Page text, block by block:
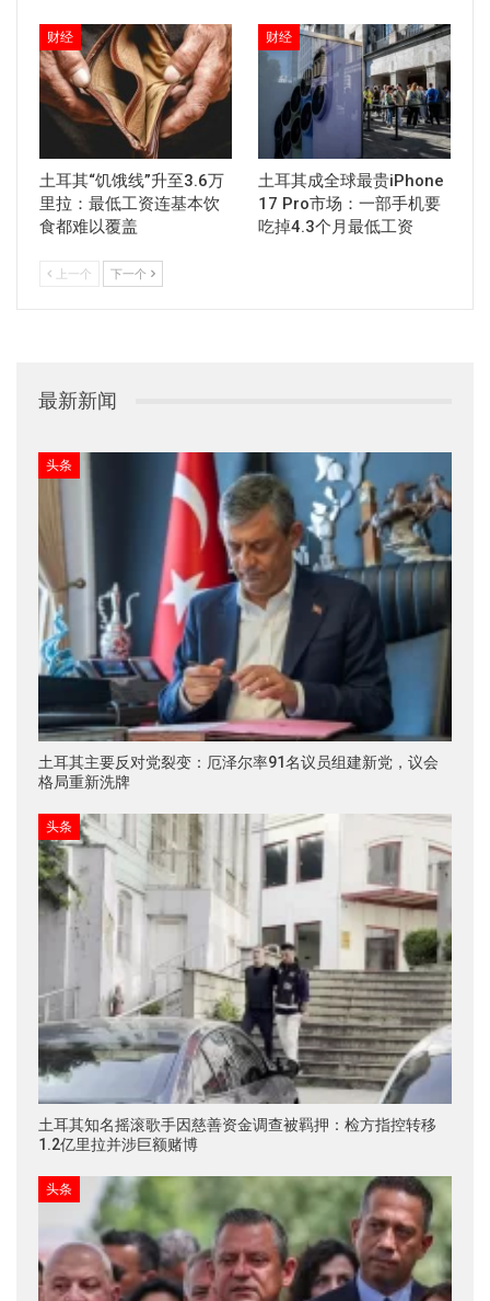
财经
土耳其“饥饿线”升至3.6万
里拉：最低工资连基本饮
食都难以覆盖
财经
土耳其成全球最贵iPhone
17 Pro市场：一部手机要
吃掉4.3个月最低工资
上一个 下一个
最新新闻
头条
土耳其主要反对党裂变：厄泽尔率91名议员组建新党，议会
格局重新洗牌
头条
土耳其知名摇滚歌手因慈善资金调查被羁押：检方指控转移
1.2亿里拉并涉巨额赌博
头条